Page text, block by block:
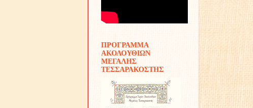
ΠΡΟΓΡΑΜΜΑ
ΑΚΟΛΟΥΘΙΩΝ
ΜΕΓΑΛΗΣ
ΤΕΣΣΑΡΑΚΟΣΤΗΣ